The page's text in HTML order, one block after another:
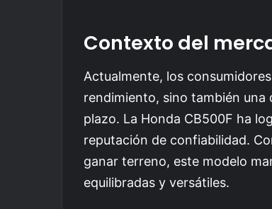
Contexto del
Actualmente, los
rendimiento, sino también una
plazo. La Honda CB500F ha
reputación de confiabilidad.
ganar terreno, este modelo
equilibradas y versátiles.